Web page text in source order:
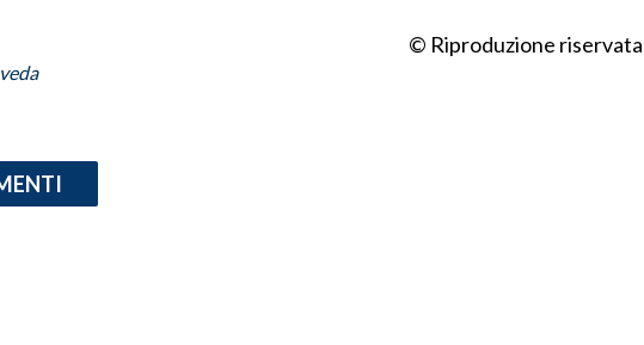
© Riproduzione riservata